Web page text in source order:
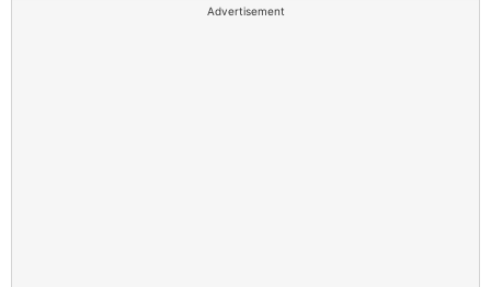
Advertisement